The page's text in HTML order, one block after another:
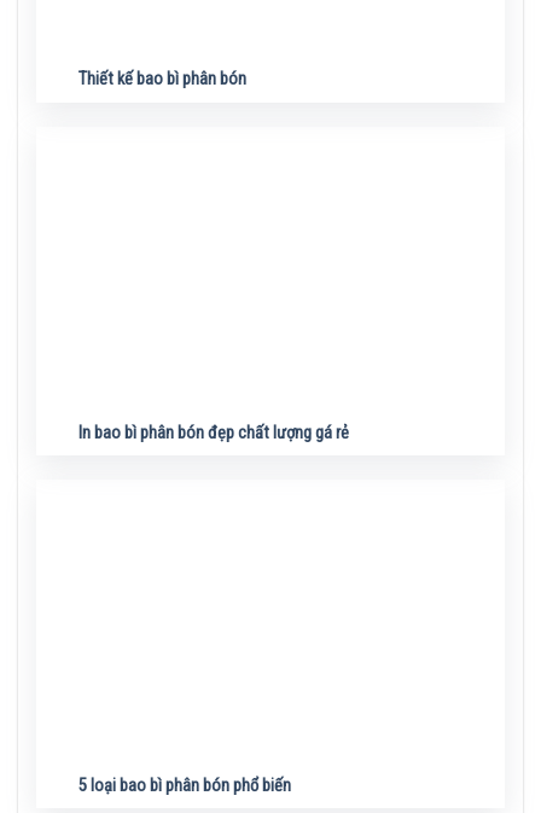
Thiết kế bao bì phân bón
In bao bì phân bón đẹp chất lượng gá rẻ
5 loại bao bì phân bón phổ biến